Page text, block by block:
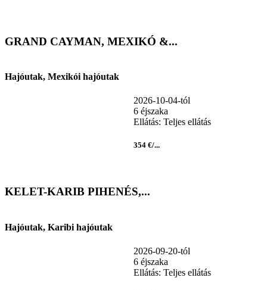
GRAND CAYMAN, MEXIKÓ &...
Hajóutak, Mexikói hajóutak
2026-10-04-tól
6 éjszaka
Ellátás: Teljes ellátás
354 €/...
KELET-KARIB PIHENÉS,...
Hajóutak, Karibi hajóutak
2026-09-20-tól
6 éjszaka
Ellátás: Teljes ellátás